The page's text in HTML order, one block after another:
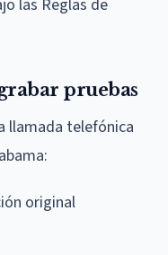
las Reglas de
pruebas
llamada telefónica
original